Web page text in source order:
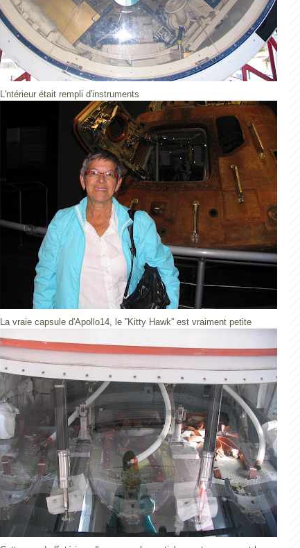
L'ntérieur était rempli d'instruments
La vraie capsule d'Apollo14, le ''Kitty Hawk'' est vraiment petite